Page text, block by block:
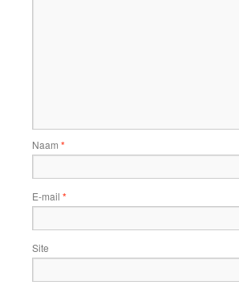
Naam *
E-mail *
Site